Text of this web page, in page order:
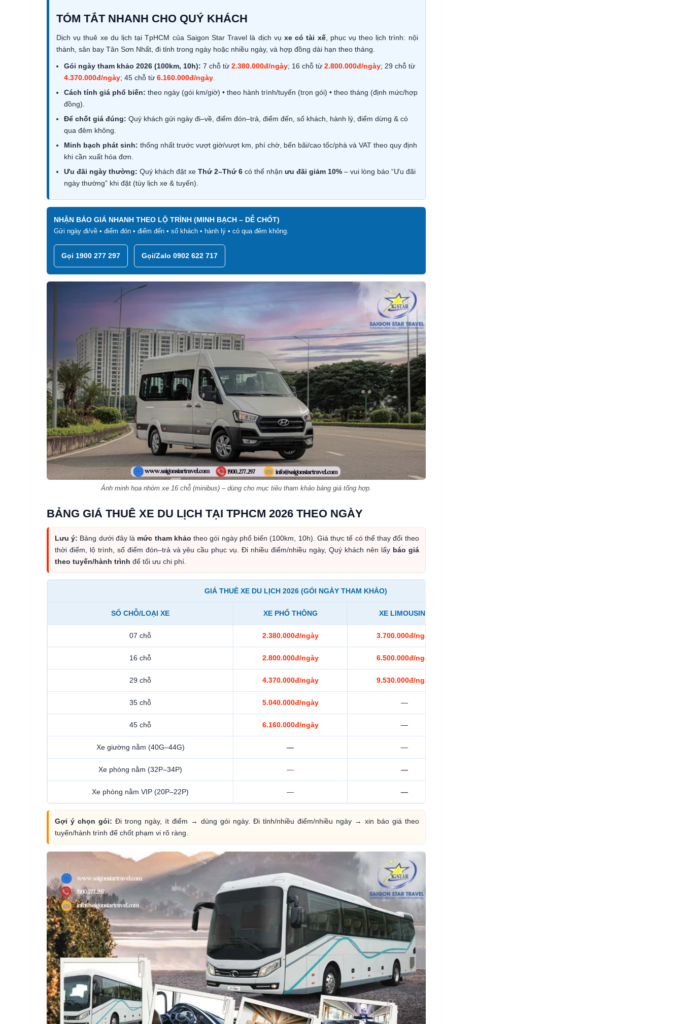
TÓM TẮT NHANH CHO QUÝ KHÁCH
Dịch vụ thuê xe du lịch tại TpHCM của Saigon Star Travel là dịch vụ xe có tài xế, phục vụ theo lịch trình: nội
thành, sân bay Tân Sơn Nhất, đi tỉnh trong ngày hoặc nhiều ngày, và hợp đồng dài hạn theo tháng.
Gói ngày tham khảo 2026 (100km, 10h): 7 chỗ từ 2.380.000đ/ngày; 16 chỗ từ 2.800.000đ/ngày; 29 chỗ từ
4.370.000đ/ngày; 45 chỗ từ 6.160.000đ/ngày.
Cách tính giá phổ biến: theo ngày (gói km/giờ) • theo hành trình/tuyến (trọn gói) • theo tháng (định mức/hợp
đồng).
Để chốt giá đúng: Quý khách gửi ngày đi–về, điểm đón–trả, điểm đến, số khách, hành lý, điểm dừng & có
qua đêm không.
Minh bạch phát sinh: thống nhất trước vượt giờ/vượt km, phí chờ, bến bãi/cao tốc/phà và VAT theo quy định
khi cần xuất hóa đơn.
Ưu đãi ngày thường: Quý khách đặt xe Thứ 2–Thứ 6 có thể nhận ưu đãi giảm 10% – vui lòng báo “Ưu đãi
ngày thường” khi đặt (tùy lịch xe & tuyến).
NHẬN BÁO GIÁ NHANH THEO LỘ TRÌNH (MINH BẠCH – DỄ CHỐT)
Gửi ngày đi/về • điểm đón • điểm đến • số khách • hành lý • có qua đêm không.
Gọi 1900 277 297 Gọi/Zalo 0902 622 717
Ảnh minh họa nhóm xe 16 chỗ (minibus) – dùng cho mục tiêu tham khảo bảng giá tổng hợp.
BẢNG GIÁ THUÊ XE DU LỊCH TẠI TPHCM 2026 THEO NGÀY
Lưu ý: Bảng dưới đây là mức tham khảo theo gói ngày phổ biến (100km, 10h). Giá thực tế có thể thay đổi theo
thời điểm, lộ trình, số điểm đón–trả và yêu cầu phục vụ. Đi nhiều điểm/nhiều ngày, Quý khách nên lấy báo giá
theo tuyến/hành trình để tối ưu chi phí.
GIÁ THUÊ XE DU LỊCH 2026 (GÓI NGÀY THAM KHẢO)
SỐ CHỖ/LOẠI XE XE PHỔ THÔNG XE LIMOUSINE
07 chỗ 2.380.000đ/ngày 3.700.000đ/ngày
16 chỗ 2.800.000đ/ngày 6.500.000đ/ngày
29 chỗ 4.370.000đ/ngày 9.530.000đ/ngày
35 chỗ 5.040.000đ/ngày —
45 chỗ 6.160.000đ/ngày —
Xe giường nằm (40G–44G) — —
Xe phòng nằm (32P–34P) — —
Xe phòng nằm VIP (20P–22P) — —
Gợi ý chọn gói: Đi trong ngày, ít điểm → dùng gói ngày. Đi tỉnh/nhiều điểm/nhiều ngày → xin báo giá theo
tuyến/hành trình để chốt phạm vi rõ ràng.